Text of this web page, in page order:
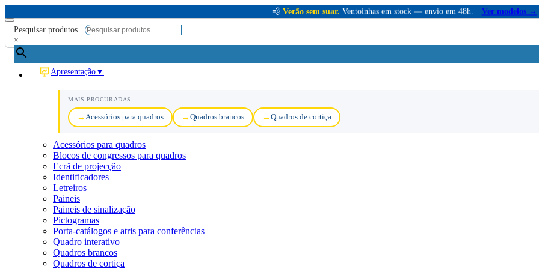
💨 Verão sem suar. Ventoinhas em stock — envio em 48h. Ver modelos →
Pesquisar produtos...
×
Apresentação ▼
MAIS PROCURADAS
Acessórios para quadros Quadros brancos Quadros de cortiça
Acessórios para quadros
Blocos de congressos para quadros
Ecrã de projecção
Identificadores
Letreiros
Paineis
Paineis de sinalização
Pictogramas
Porta-catálogos e atris para conferências
Quadro interativo
Quadros brancos
Quadros de cortiça